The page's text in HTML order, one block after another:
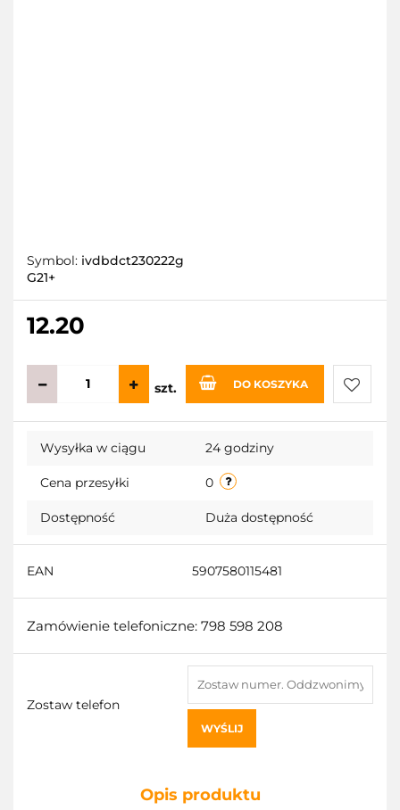
Symbol: ivdbdct230222g
G21+
12.20
szt. DO KOSZYKA
Do
Wysyłka w ciągu 24 godziny
Cena przesyłki 0
Dostępność Duża dostępność
EAN 5907580115481
Zamówienie telefoniczne: 798 598 208
Zostaw telefon
WYŚLIJ
Opis produktu